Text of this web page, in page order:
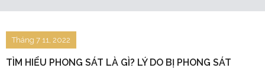
Du lịch
Hỏi đáp
TÌM HIỂU PHONG SÁT LÀ GÌ? LÝ DO BỊ PHONG SÁT
Tháng 7 11, 2022